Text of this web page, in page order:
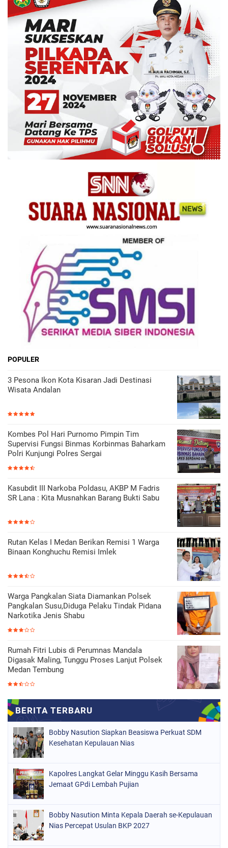
POPULER
3 Pesona Ikon Kota Kisaran Jadi Destinasi
Wisata Andalan
Kombes Pol Hari Purnomo Pimpin Tim
Supervisi Fungsi Binmas Korbinmas Baharkam
Polri Kunjungi Polres Sergai
Kasubdit III Narkoba Poldasu, AKBP M Fadris
SR Lana : Kita Musnahkan Barang Bukti Sabu
Rutan Kelas I Medan Berikan Remisi 1 Warga
Binaan Konghuchu Remisi Imlek
Warga Pangkalan Siata Diamankan Polsek
Pangkalan Susu,Diduga Pelaku Tindak Pidana
Narkotika Jenis Shabu
Rumah Fitri Lubis di Perumnas Mandala
Digasak Maling, Tunggu Proses Lanjut Polsek
Medan Tembung
Bobby Nasution Siapkan Beasiswa Perkuat SDM
Kesehatan Kepulauan Nias
Kapolres Langkat Gelar Minggu Kasih Bersama
Jemaat GPdi Lembah Pujian
Bobby Nasution Minta Kepala Daerah se-Kepulauan
Nias Percepat Usulan BKP 2027